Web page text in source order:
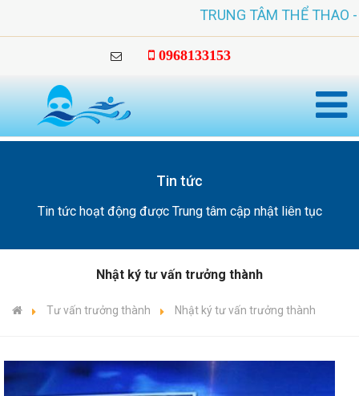
TRUNG TÂM THỂ THAO - HỖ
0968133153
Tin tức
Tin tức hoạt động được Trung tâm cập nhật liên tục
Nhật ký tư vấn trưởng thành
Tư vấn trưởng thành Nhật ký tư vấn trưởng thành